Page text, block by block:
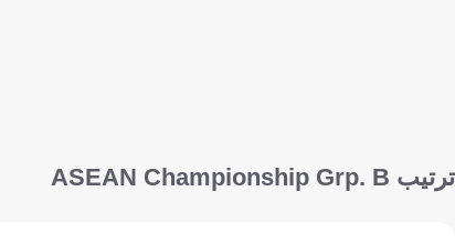
ترتيب ASEAN Championship Grp. B